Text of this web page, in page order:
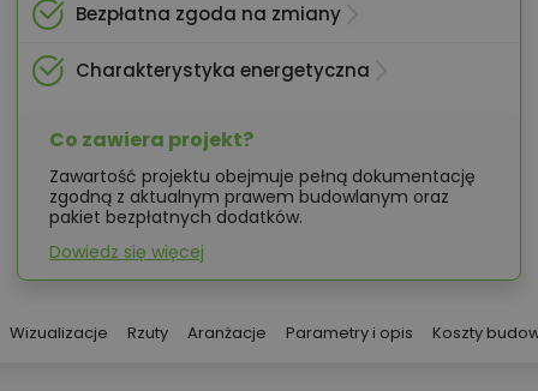
Bezpłatna zgoda na zmiany
Charakterystyka energetyczna
Co zawiera projekt?
Zawartość projektu obejmuje pełną dokumentację
zgodną z aktualnym prawem budowlanym oraz
pakiet bezpłatnych dodatków.
Dowiedz się więcej
Wizualizacje Rzuty Aranżacje Parametry i opis Koszty